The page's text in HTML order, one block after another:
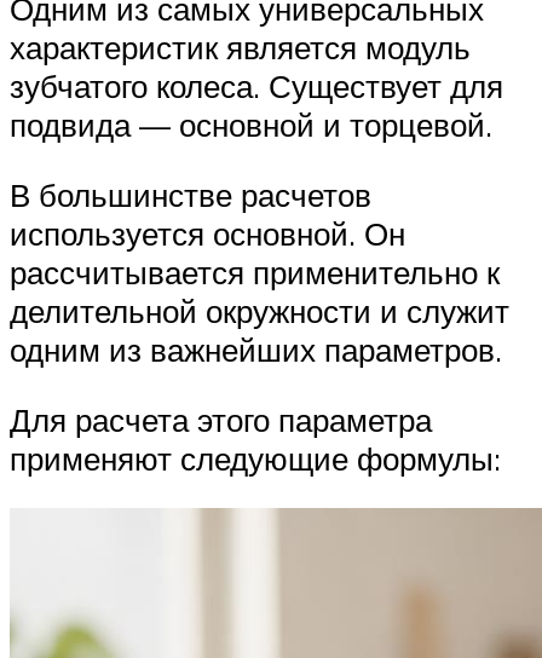
Одним из самых универсальных
характеристик является модуль
зубчатого колеса. Существует для
подвида — основной и торцевой.
В большинстве расчетов
используется основной. Он
рассчитывается применительно к
делительной окружности и служит
одним из важнейших параметров.
Для расчета этого параметра
применяют следующие формулы: